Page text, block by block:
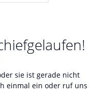
sie ist gerade nicht
einmal ein oder ruf uns